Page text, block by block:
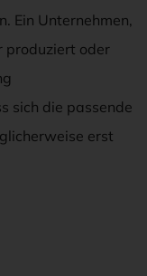
Ein Unternehmen,
produziert oder
sich die passende
erst